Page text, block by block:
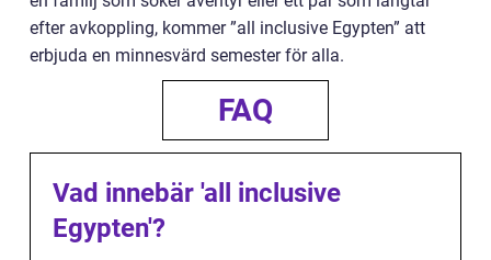
efter avkoppling, kommer ”all inclusive Egypten” att
erbjuda en minnesvärd semester för alla.
FAQ
Vad innebär 'all inclusive
Egypten'?